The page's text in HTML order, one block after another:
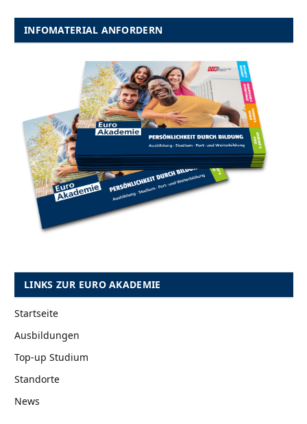
INFOMATERIAL ANFORDERN
LINKS ZUR EURO AKADEMIE
Startseite
Ausbildungen
Top-up Studium
Standorte
News